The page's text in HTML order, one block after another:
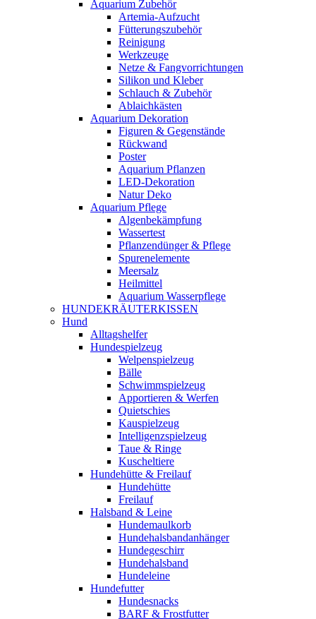
Aquarium Zubehör
Artemia-Aufzucht
Fütterungszubehör
Reinigung
Werkzeuge
Netze & Fangvorrichtungen
Silikon und Kleber
Schlauch & Zubehör
Ablaichkästen
Aquarium Dekoration
Figuren & Gegenstände
Rückwand
Poster
Aquarium Pflanzen
LED-Dekoration
Natur Deko
Aquarium Pflege
Algenbekämpfung
Wassertest
Pflanzendünger & Pflege
Spurenelemente
Meersalz
Heilmittel
Aquarium Wasserpflege
HUNDEKRÄUTERKISSEN
Hund
Alltagshelfer
Hundespielzeug
Welpenspielzeug
Bälle
Schwimmspielzeug
Apportieren & Werfen
Quietschies
Kauspielzeug
Intelligenzspielzeug
Taue & Ringe
Kuscheltiere
Hundehütte & Freilauf
Hundehütte
Freilauf
Halsband & Leine
Hundemaulkorb
Hundehalsbandanhänger
Hundegeschirr
Hundehalsband
Hundeleine
Hundefutter
Hundesnacks
BARF & Frostfutter